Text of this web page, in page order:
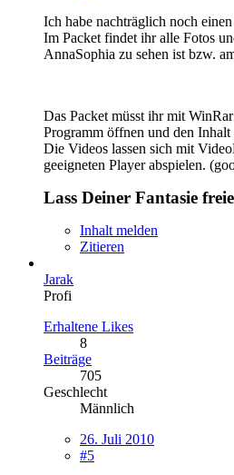
Ich habe nachträglich noch
Im Packet findet ihr alle Fotos
AnnaSophia zu sehen ist bzw.
Das Packet müsst ihr mit
Programm öffnen und den Inhalt
Die Videos lassen sich mit
geeigneten Player abspielen.
Lass Deiner Fantasie
Inhalt melden
Zitieren
Jarak
Profi
Erhaltene Likes
8
Beiträge
705
Geschlecht
Männlich
26. Juli 2010
#5